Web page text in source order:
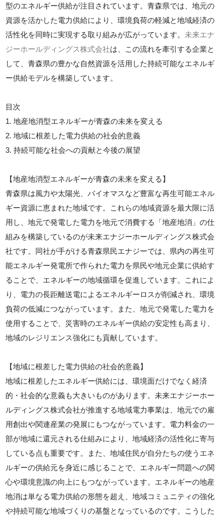
型のエネルギー供給が注目されています。青森県では、地元の
資源を活かした電力供給により、環境負荷の軽減と地域経済の
活性化を同時に実現する取り組みが広がっています。 未来エナ
ジーホールディングス株式会社は、この流れを牽引する企業と
して、青森県の豊かな自然資源を活用した持続可能なエネルギ
ー供給モデルを構築しています。
目次
1. 地産地消型エネルギーが青森の未来を変える
2. 地域に根差した電力供給の社会的意義
3. 持続可能な社会への貢献と今後の展望
【地産地消型エネルギーが青森の未来を変える】
青森県は風力や太陽光、バイオマスなど豊富な再生可能エネル
ギー資源に恵まれた地域です。これらの地域資源を最大限に活
用し、地元で発電した電力を地元で消費する「地産地消」の仕
組みを構築しているのが未来エナジーホールディングス株式会
社です。同社が手がける青森県民エナジーでは、県内の再生可
能エネルギー発電所で作られた電力を県民や地元企業に供給す
ることで、エネルギーの地域循環を促進しています。これによ
り、電力の長距離送電によるエネルギーロスが削減され、環境
負荷の低減につながっています。また、地元で発電した電力を
使用することで、災害時のエネルギー供給の安定性も高まり、
地域のレジリエンス強化にも貢献しています。
【地域に根差した電力供給の社会的意義】
地域に根差したエネルギー供給には、環境面だけでなく経済
的・社会的な意義も大きいものがあります。未来エナジーホー
ルディングス株式会社が推進する地域電力事業は、地元での雇
用創出や関連産業の発展にもつながっています。電力料金の一
部が地域に還元される仕組みにより、地域経済の活性化に寄与
している点も重要です。また、地域住民が自分たちの使うエネ
ルギーの供給元を身近に感じることで、エネルギー問題への関
心や環境意識の向上にもつながっています。エネルギーの地産
地消は単なる電力供給の形態を超え、地域コミュニティの強化
や持続可能な地域づくりの基盤となっているのです。こうした